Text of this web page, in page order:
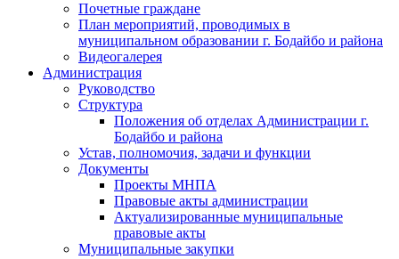
Почетные граждане
План мероприятий, проводимых в
муниципальном образовании г. Бодайбо и района
Видеогалерея
Администрация
Руководство
Структура
Положения об отделах Администрации г.
Бодайбо и района
Устав, полномочия, задачи и функции
Документы
Проекты МНПА
Правовые акты администрации
Актуализированные муниципальные
правовые акты
Муниципальные закупки